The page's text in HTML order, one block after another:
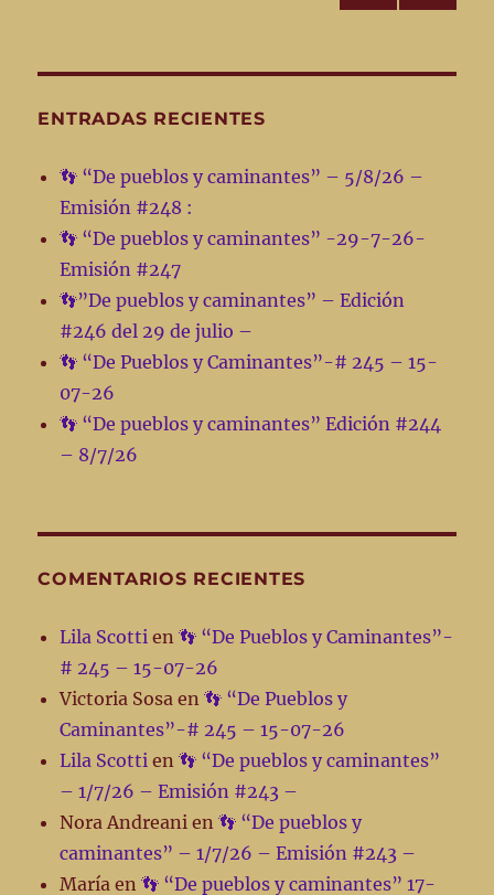
–
#169:
entradas
NA
ENTRADAS RECIENTES
👣 “De pueblos y caminantes” – 5/8/26 –
Emisión #248 :
👣 “De pueblos y caminantes” -29-7-26-
Emisión #247
👣”De pueblos y caminantes” – Edición
#246 del 29 de julio –
👣 “De Pueblos y Caminantes”-# 245 – 15-
07-26
👣 “De pueblos y caminantes” Edición #244
– 8/7/26
COMENTARIOS RECIENTES
Lila Scotti en👣 “De Pueblos y Caminantes”-
# 245 – 15-07-26
Victoria Sosa en👣 “De Pueblos y
Caminantes”-# 245 – 15-07-26
Lila Scotti en👣 “De pueblos y caminantes”
– 1/7/26 – Emisión #243 –
Nora Andreani en👣 “De pueblos y
caminantes” – 1/7/26 – Emisión #243 –
María en👣 “De pueblos y caminantes” 17-